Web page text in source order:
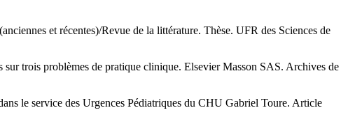
et récentes)/Revue de la littérature. Thèse. UFR des Sciences de
trois problèmes de pratique clinique. Elsevier Masson SAS. Archives de
le service des Urgences Pédiatriques du CHU Gabriel Toure. Article